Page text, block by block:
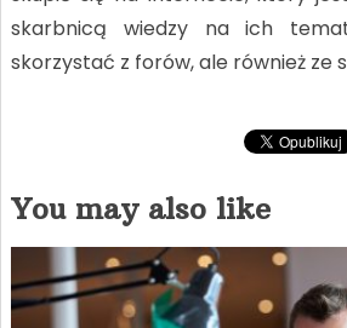
skarbnicą wiedzy na ich
skorzystać z forów, ale również ze
You may also like